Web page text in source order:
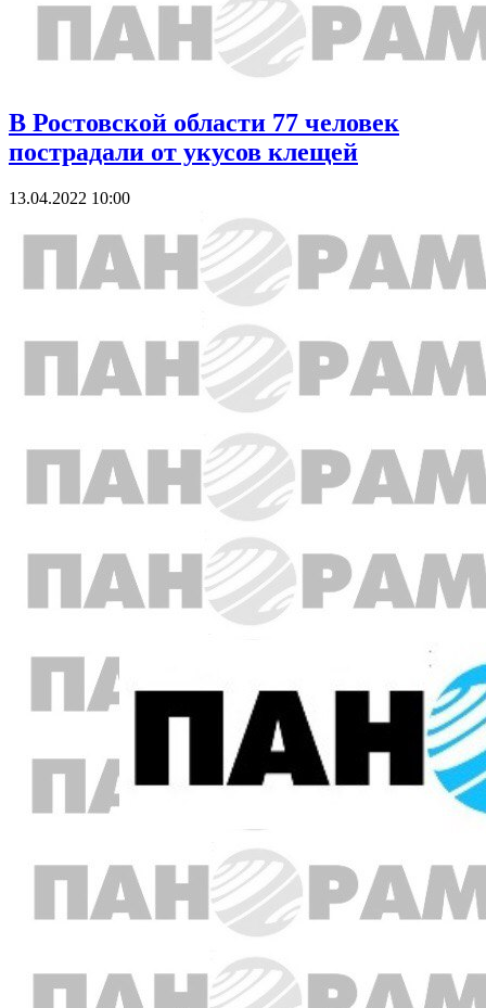
В Ростовской области 77 человек
пострадали от укусов клещей
13.04.2022 10:00